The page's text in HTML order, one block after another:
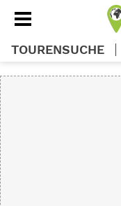
TOURENSUCHE